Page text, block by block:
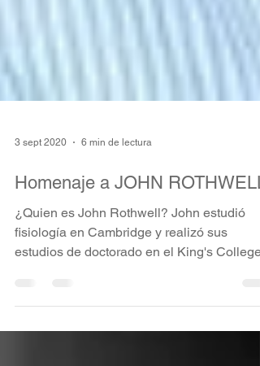
3 sept 2020 6 min de lectura
Homenaje a JOHN ROTHWELL
¿Quien es John Rothwell? John estudió
de Londres, bajo...